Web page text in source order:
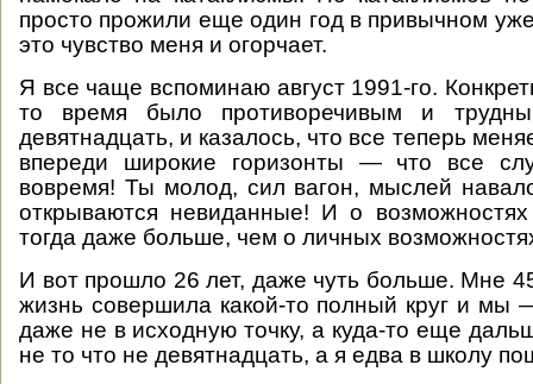
просто прожили еще один год в привычном
это чувство меня и огорчает.
Я все чаще вспоминаю август 1991-го.
то время было противоречивым и
девятнадцать, и казалось, что все теперь
впереди широкие горизонты — что все
вовремя! Ты молод, сил вагон, мыслей
открываются невиданные! И о
тогда даже больше, чем о личных
И вот прошло 26 лет, даже чуть больше. Мне
жизнь совершила какой-то полный круг и
даже не в исходную точку, а куда-то еще
не то что не девятнадцать, а я едва в школу